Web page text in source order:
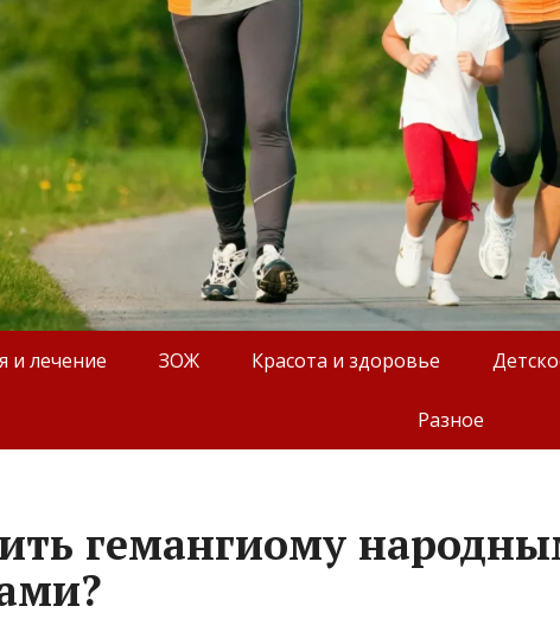
и лечение ЗОЖ Красота и здоровье
Разное
гемангиому